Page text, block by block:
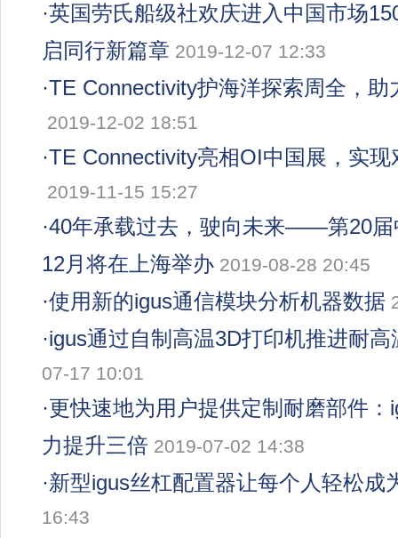
·英国劳氏船级社欢庆进入中国市场
启同行新篇章 2019-12-07 12:33
·TE Connectivity护海洋探索周全，助
2019-12-02 18:51
·TE Connectivity亮相OI中国展，实
2019-11-15 15:27
·40年承载过去，驶向未来——第20届
12月将在上海举办 2019-08-28 20:45
·使用新的igus通信模块分析机器数据
·igus通过自制高温3D打印机推进耐
07-17 10:01
·更快速地为用户提供定制耐磨部件
力提升三倍 2019-07-02 14:38
·新型igus丝杠配置器让每个人轻松成
16:43